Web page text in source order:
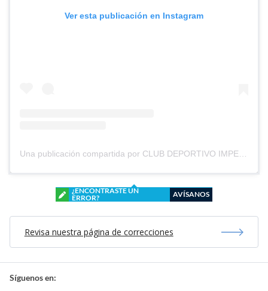
Ver esta publicación en Instagram
Una publicación compartida por CLUB DEPORTIVO IMPERIAL UNIDO (@cd_imperial_unido)
¿ENCONTRASTE UN
ERROR?
AVÍSANOS
Revisa nuestra página de correcciones
Síguenos en: